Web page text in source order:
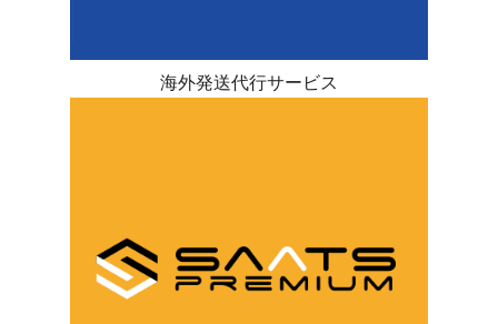
海外発送代行サービス